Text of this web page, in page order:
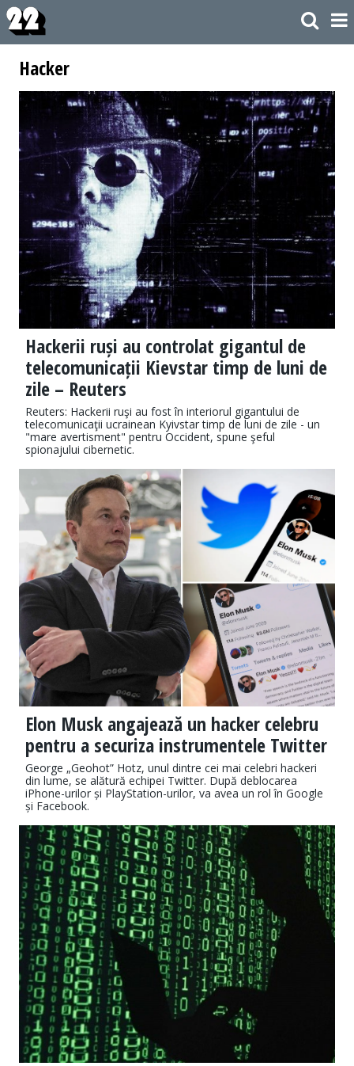
Hacker
Hackerii ruși au controlat gigantul de
telecomunicații Kievstar timp de luni de
zile – Reuters
Reuters: Hackerii ruşi au fost în interiorul gigantului de
telecomunicaţii ucrainean Kyivstar timp de luni de zile - un
"mare avertisment" pentru Occident, spune şeful
spionajului cibernetic.
Elon Musk angajează un hacker celebru
pentru a securiza instrumentele Twitter
George „Geohot” Hotz, unul dintre cei mai celebri hackeri
din lume, se alătură echipei Twitter. După deblocarea
iPhone-urilor și PlayStation-urilor, va avea un rol în Google
și Facebook.